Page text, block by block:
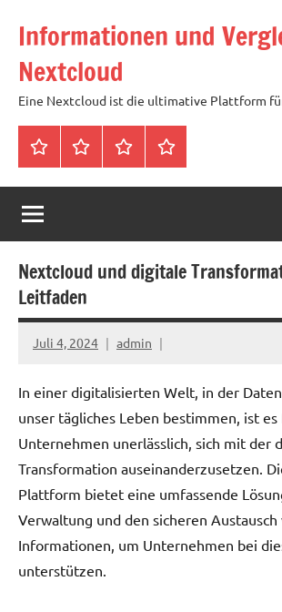
Inhalt
springen
Informationen und
Nextcloud
Eine Nextcloud ist die ultimative Plattform
StartseiteNeuste
Artikel
Cloud
mit
Speicher
Euro
mtl
Tags
Nextcloud und digitale
Leitfaden
Juli 4, 2024 admin
In einer digitalisierten Welt, in der
unser tägliches Leben bestimmen, ist
Unternehmen unerlässlich, sich mit der
Transformation auseinanderzusetzen.
Plattform bietet eine umfassende
Verwaltung und den sicheren
Informationen, um Unternehmen bei
unterstützen.